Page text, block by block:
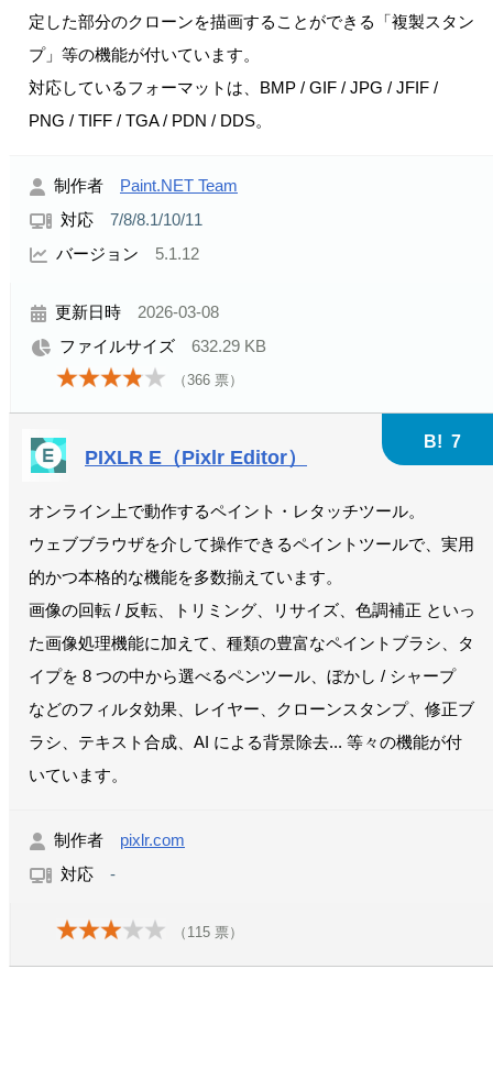
定した部分のクローンを描画することができる「複製スタン
プ」等の機能が付いています。
対応しているフォーマットは、BMP / GIF / JPG / JFIF /
PNG / TIFF / TGA / PDN / DDS。
制作者 Paint.NET Team
対応 7/8/8.1/10/11
バージョン 5.1.12
更新日時 2026-03-08
ファイルサイズ 632.29 KB
（366 票）
PIXLR E（Pixlr Editor）
B! 7
オンライン上で動作するペイント・レタッチツール。
ウェブブラウザを介して操作できるペイントツールで、実用
的かつ本格的な機能を多数揃えています。
画像の回転 / 反転、トリミング、リサイズ、色調補正 といっ
た画像処理機能に加えて、種類の豊富なペイントブラシ、タ
イプを 8 つの中から選べるペンツール、ぼかし / シャープ
などのフィルタ効果、レイヤー、クローンスタンプ、修正ブ
ラシ、テキスト合成、AI による背景除去... 等々の機能が付
いています。
制作者 pixlr.com
対応 -
（ 115 票）